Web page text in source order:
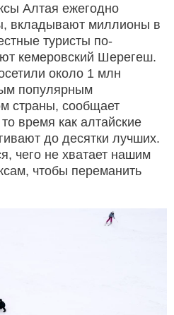
Алтая ежегодно
вкладывают миллионы в
туристы по-
кемеровский Шерегеш.
около 1 млн
популярным
страны, сообщает
время как алтайские
до десятки лучших.
чего не хватает нашим
чтобы переманить